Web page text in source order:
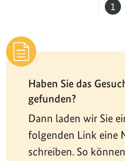
1
Haben Sie das
gefunden?
Dann laden wir Sie
folgenden Link eine
schreiben. So